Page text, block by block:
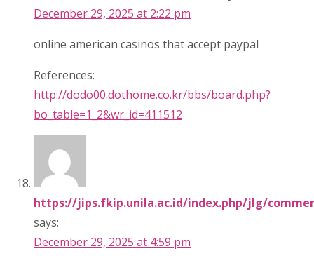
December 29, 2025 at 2:22 pm
online american casinos that accept paypal
References:
http://dodo00.dothome.co.kr/bbs/board.php?
bo_table=1_2&wr_id=411512
https://jips.fkip.unila.ac.id/index.php/jlg/
says:
December 29, 2025 at 4:59 pm